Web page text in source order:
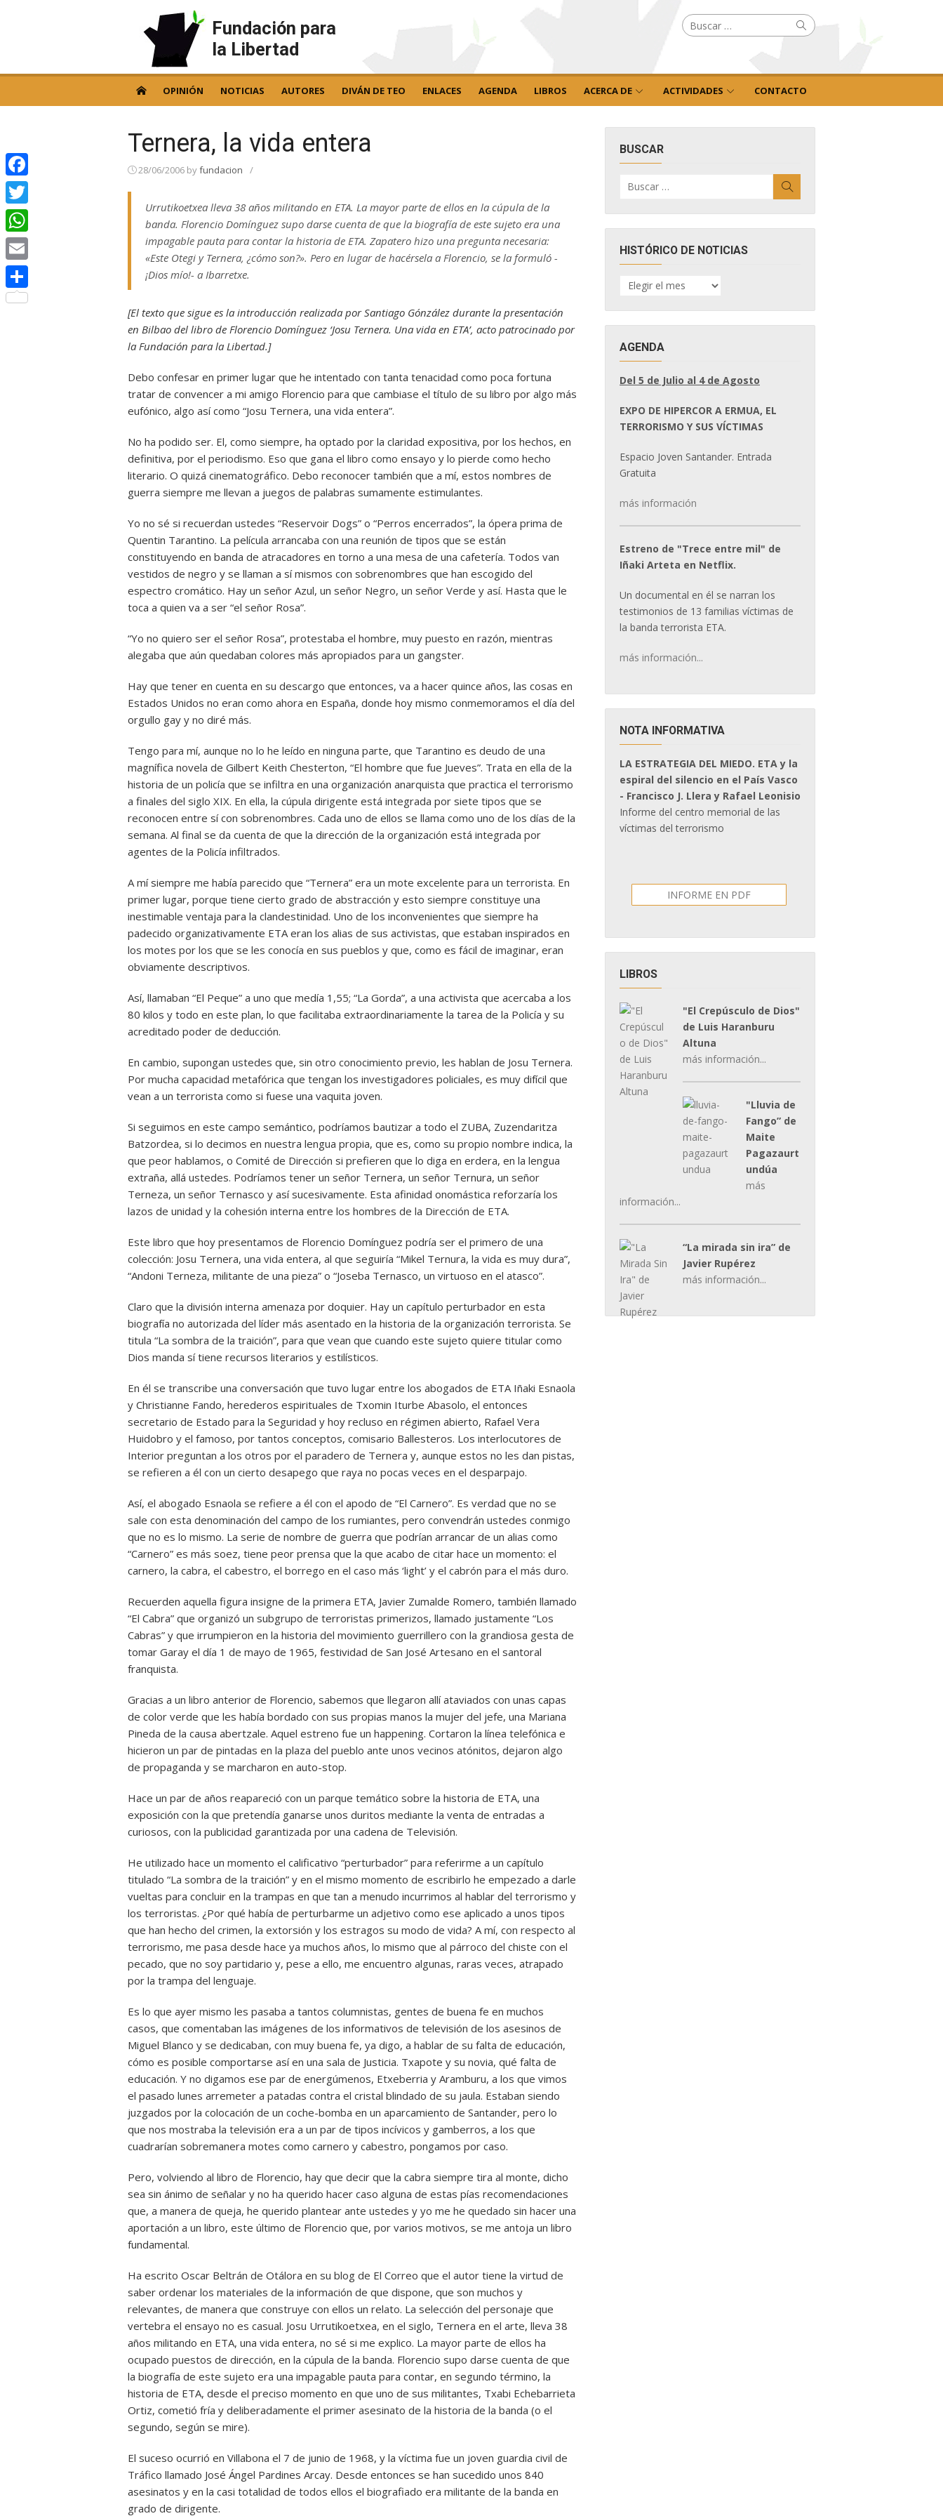
Fundación para
la Libertad
Buscar
por: Buscar
OPINIÓN NOTICIAS AUTORES DIVÁN DE TEO ENLACES AGENDA LIBROS ACERCA DE ACTIVIDADES CONTACTO
Ternera, la vida entera
28/06/2006 byfundacion /
Urrutikoetxea lleva 38 años militando en ETA. La mayor parte de ellos en la cúpula de la
banda. Florencio Domínguez supo darse cuenta de que la biografía de este sujeto era una
impagable pauta para contar la historia de ETA. Zapatero hizo una pregunta necesaria:
«Este Otegi y Ternera, ¿cómo son?». Pero en lugar de hacérsela a Florencio, se la formuló -
¡Dios mío!- a Ibarretxe.
[El texto que sigue es la introducción realizada por Santiago Gónzález durante la presentación
en Bilbao del libro de Florencio Domínguez ‘Josu Ternera. Una vida en ETA’, acto patrocinado por
la Fundación para la Libertad.]
Debo confesar en primer lugar que he intentado con tanta tenacidad como poca fortuna
tratar de convencer a mi amigo Florencio para que cambiase el título de su libro por algo más
eufónico, algo así como “Josu Ternera, una vida entera”.
No ha podido ser. El, como siempre, ha optado por la claridad expositiva, por los hechos, en
definitiva, por el periodismo. Eso que gana el libro como ensayo y lo pierde como hecho
literario. O quizá cinematográfico. Debo reconocer también que a mí, estos nombres de
guerra siempre me llevan a juegos de palabras sumamente estimulantes.
Yo no sé si recuerdan ustedes “Reservoir Dogs” o “Perros encerrados”, la ópera prima de
Quentin Tarantino. La película arrancaba con una reunión de tipos que se están
constituyendo en banda de atracadores en torno a una mesa de una cafetería. Todos van
vestidos de negro y se llaman a sí mismos con sobrenombres que han escogido del
espectro cromático. Hay un señor Azul, un señor Negro, un señor Verde y así. Hasta que le
toca a quien va a ser “el señor Rosa”.
“Yo no quiero ser el señor Rosa”, protestaba el hombre, muy puesto en razón, mientras
alegaba que aún quedaban colores más apropiados para un gangster.
Hay que tener en cuenta en su descargo que entonces, va a hacer quince años, las cosas en
Estados Unidos no eran como ahora en España, donde hoy mismo conmemoramos el día del
orgullo gay y no diré más.
Tengo para mí, aunque no lo he leído en ninguna parte, que Tarantino es deudo de una
magnífica novela de Gilbert Keith Chesterton, “El hombre que fue Jueves”. Trata en ella de la
historia de un policía que se infiltra en una organización anarquista que practica el terrorismo
a finales del siglo XIX. En ella, la cúpula dirigente está integrada por siete tipos que se
reconocen entre sí con sobrenombres. Cada uno de ellos se llama como uno de los días de la
semana. Al final se da cuenta de que la dirección de la organización está integrada por
agentes de la Policía infiltrados.
A mí siempre me había parecido que “Ternera” era un mote excelente para un terrorista. En
primer lugar, porque tiene cierto grado de abstracción y esto siempre constituye una
inestimable ventaja para la clandestinidad. Uno de los inconvenientes que siempre ha
padecido organizativamente ETA eran los alias de sus activistas, que estaban inspirados en
los motes por los que se les conocía en sus pueblos y que, como es fácil de imaginar, eran
obviamente descriptivos.
Así, llamaban “El Peque” a uno que medía 1,55; “La Gorda”, a una activista que acercaba a los
80 kilos y todo en este plan, lo que facilitaba extraordinariamente la tarea de la Policía y su
acreditado poder de deducción.
En cambio, supongan ustedes que, sin otro conocimiento previo, les hablan de Josu Ternera.
Por mucha capacidad metafórica que tengan los investigadores policiales, es muy difícil que
vean a un terrorista como si fuese una vaquita joven.
Si seguimos en este campo semántico, podríamos bautizar a todo el ZUBA, Zuzendaritza
Batzordea, si lo decimos en nuestra lengua propia, que es, como su propio nombre indica, la
que peor hablamos, o Comité de Dirección si prefieren que lo diga en erdera, en la lengua
extraña, allá ustedes. Podríamos tener un señor Ternera, un señor Ternura, un señor
Terneza, un señor Ternasco y así sucesivamente. Esta afinidad onomástica reforzaría los
lazos de unidad y la cohesión interna entre los hombres de la Dirección de ETA.
Este libro que hoy presentamos de Florencio Domínguez podría ser el primero de una
colección: Josu Ternera, una vida entera, al que seguiría “Mikel Ternura, la vida es muy dura”,
“Andoni Terneza, militante de una pieza” o “Joseba Ternasco, un virtuoso en el atasco”.
Claro que la división interna amenaza por doquier. Hay un capítulo perturbador en esta
biografía no autorizada del líder más asentado en la historia de la organización terrorista. Se
titula “La sombra de la traición”, para que vean que cuando este sujeto quiere titular como
Dios manda sí tiene recursos literarios y estilísticos.
En él se transcribe una conversación que tuvo lugar entre los abogados de ETA Iñaki Esnaola
y Christianne Fando, herederos espirituales de Txomin Iturbe Abasolo, el entonces
secretario de Estado para la Seguridad y hoy recluso en régimen abierto, Rafael Vera
Huidobro y el famoso, por tantos conceptos, comisario Ballesteros. Los interlocutores de
Interior preguntan a los otros por el paradero de Ternera y, aunque estos no les dan pistas,
se refieren a él con un cierto desapego que raya no pocas veces en el desparpajo.
Así, el abogado Esnaola se refiere a él con el apodo de “El Carnero”. Es verdad que no se
sale con esta denominación del campo de los rumiantes, pero convendrán ustedes conmigo
que no es lo mismo. La serie de nombre de guerra que podrían arrancar de un alias como
“Carnero” es más soez, tiene peor prensa que la que acabo de citar hace un momento: el
carnero, la cabra, el cabestro, el borrego en el caso más ‘light’ y el cabrón para el más duro.
Recuerden aquella figura insigne de la primera ETA, Javier Zumalde Romero, también llamado
“El Cabra” que organizó un subgrupo de terroristas primerizos, llamado justamente “Los
Cabras” y que irrumpieron en la historia del movimiento guerrillero con la grandiosa gesta de
tomar Garay el día 1 de mayo de 1965, festividad de San José Artesano en el santoral
franquista.
Gracias a un libro anterior de Florencio, sabemos que llegaron allí ataviados con unas capas
de color verde que les había bordado con sus propias manos la mujer del jefe, una Mariana
Pineda de la causa abertzale. Aquel estreno fue un happening. Cortaron la línea telefónica e
hicieron un par de pintadas en la plaza del pueblo ante unos vecinos atónitos, dejaron algo
de propaganda y se marcharon en auto-stop.
Hace un par de años reapareció con un parque temático sobre la historia de ETA, una
exposición con la que pretendía ganarse unos duritos mediante la venta de entradas a
curiosos, con la publicidad garantizada por una cadena de Televisión.
He utilizado hace un momento el calificativo “perturbador” para referirme a un capítulo
titulado “La sombra de la traición” y en el mismo momento de escribirlo he empezado a darle
vueltas para concluir en la trampas en que tan a menudo incurrimos al hablar del terrorismo y
los terroristas. ¿Por qué había de perturbarme un adjetivo como ese aplicado a unos tipos
que han hecho del crimen, la extorsión y los estragos su modo de vida? A mí, con respecto al
terrorismo, me pasa desde hace ya muchos años, lo mismo que al párroco del chiste con el
pecado, que no soy partidario y, pese a ello, me encuentro algunas, raras veces, atrapado
por la trampa del lenguaje.
Es lo que ayer mismo les pasaba a tantos columnistas, gentes de buena fe en muchos
casos, que comentaban las imágenes de los informativos de televisión de los asesinos de
Miguel Blanco y se dedicaban, con muy buena fe, ya digo, a hablar de su falta de educación,
cómo es posible comportarse así en una sala de Justicia. Txapote y su novia, qué falta de
educación. Y no digamos ese par de energúmenos, Etxeberria y Aramburu, a los que vimos
el pasado lunes arremeter a patadas contra el cristal blindado de su jaula. Estaban siendo
juzgados por la colocación de un coche-bomba en un aparcamiento de Santander, pero lo
que nos mostraba la televisión era a un par de tipos incívicos y gamberros, a los que
cuadrarían sobremanera motes como carnero y cabestro, pongamos por caso.
Pero, volviendo al libro de Florencio, hay que decir que la cabra siempre tira al monte, dicho
sea sin ánimo de señalar y no ha querido hacer caso alguna de estas pías recomendaciones
que, a manera de queja, he querido plantear ante ustedes y yo me he quedado sin hacer una
aportación a un libro, este último de Florencio que, por varios motivos, se me antoja un libro
fundamental.
Ha escrito Oscar Beltrán de Otálora en su blog de El Correo que el autor tiene la virtud de
saber ordenar los materiales de la información de que dispone, que son muchos y
relevantes, de manera que construye con ellos un relato. La selección del personaje que
vertebra el ensayo no es casual. Josu Urrutikoetxea, en el siglo, Ternera en el arte, lleva 38
años militando en ETA, una vida entera, no sé si me explico. La mayor parte de ellos ha
ocupado puestos de dirección, en la cúpula de la banda. Florencio supo darse cuenta de que
la biografía de este sujeto era una impagable pauta para contar, en segundo término, la
historia de ETA, desde el preciso momento en que uno de sus militantes, Txabi Echebarrieta
Ortiz, cometió fría y deliberadamente el primer asesinato de la historia de la banda (o el
segundo, según se mire).
El suceso ocurrió en Villabona el 7 de junio de 1968, y la víctima fue un joven guardia civil de
Tráfico llamado José Ángel Pardines Arcay. Desde entonces se han sucedido unos 840
asesinatos y en la casi totalidad de todos ellos el biografiado era militante de la banda en
grado de dirigente.
BUSCAR
por:
HISTÓRICO DE NOTICIAS
HISTÓRICO
DE
AGENDA
Del 5 de Julio al 4 de Agosto
EXPO DE HIPERCOR A ERMUA, EL
TERRORISMO Y SUS VÍCTIMAS
Espacio Joven Santander. Entrada
Gratuita
más información
Estreno de "Trece entre mil" de
Iñaki Arteta en Netflix.
Un documental en él se narran los
testimonios de 13 familias víctimas de
la banda terrorista ETA.
más información...
NOTA INFORMATIVA
LA ESTRATEGIA DEL MIEDO. ETA y la
espiral del silencio en el País Vasco
- Francisco J. Llera y Rafael Leonisio
Informe del centro memorial de las
víctimas del terrorismo
INFORME EN PDF
LIBROS
"El Crepúsculo de Dios"
de Luis Haranburu
Altuna
más información...
"Lluvia de
Fango” de
Maite
Pagazaurt
undúa
más
información...
“La mirada sin ira” de
Javier Rupérez
más información...
Facebook
Twitter
WhatsApp
Email
Compartir